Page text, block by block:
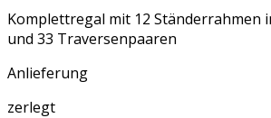
Komplettregal mit 12 Ständerrahmen
und 33 Traversenpaaren
Anlieferung
zerlegt